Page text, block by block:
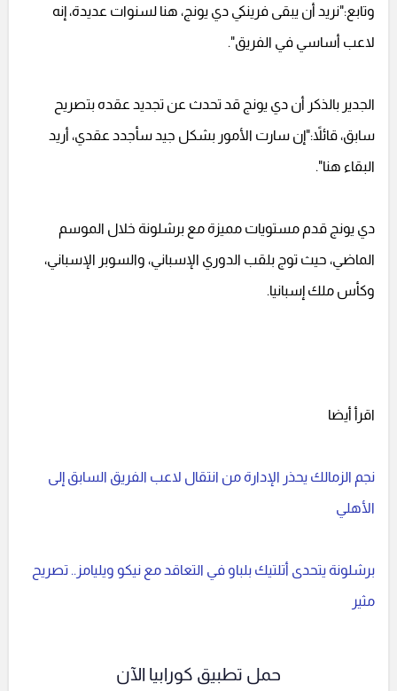
وتابع:"نريد أن يبقى فرينكي دي يونج، هنا لسنوات عديدة، إنه
لاعب أساسي في الفريق".
الجدير بالذكر أن دي يونج قد تحدث عن تجديد عقده بتصريح
سابق، قائلاً:"إن سارت الأمور بشكل جيد سأجدد عقدي، أريد
البقاء هنا".
دي يونج قدم مستويات مميزة مع برشلونة خلال الموسم
الماضي، حيث توج بلقب الدوري الإسباني، والسوبر الإسباني،
وكأس ملك إسبانيا.
اقرأ أيضا
نجم الزمالك يحذر الإدارة من انتقال لاعب الفريق السابق إلى
الأهلي
برشلونة يتحدى أتلتيك بلباو في التعاقد مع نيكو ويليامز.. تصريح
مثير
حمل تطبيق كورابيا الآن